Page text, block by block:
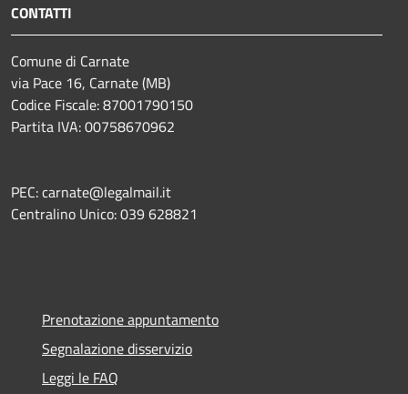
CONTATTI
Comune di Carnate
via Pace 16, Carnate (MB)
Codice Fiscale: 87001790150
Partita IVA: 00758670962
PEC: carnate@legalmail.it
Centralino Unico: 039 628821
Prenotazione appuntamento
Segnalazione disservizio
Leggi le FAQ